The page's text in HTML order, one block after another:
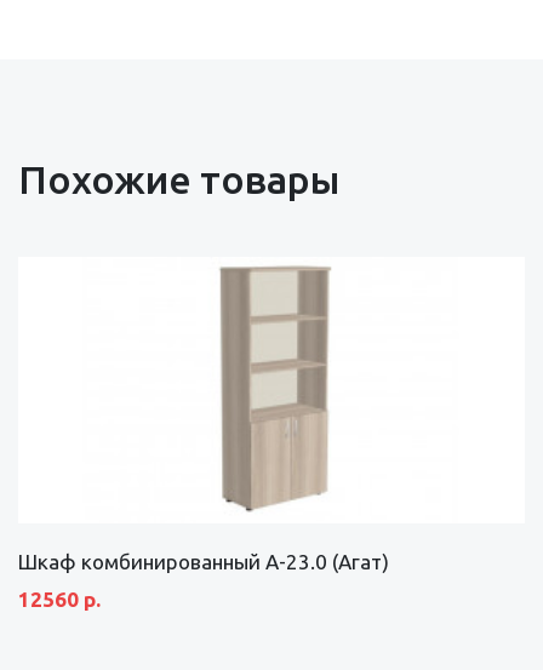
Похожие товары
Шкаф комбинированный А-23.0 (Агат)
12560 р.